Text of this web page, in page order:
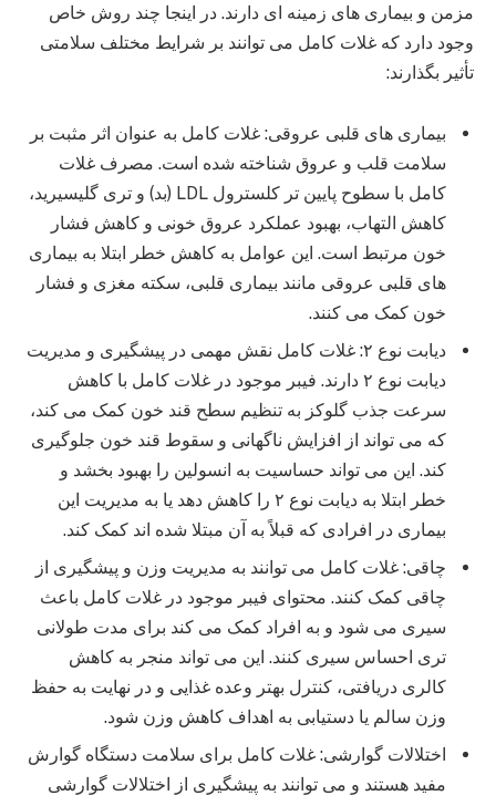
مزمن و بیماری های زمینه ای دارند. در اینجا چند روش خاص
وجود دارد که غلات کامل می توانند بر شرایط مختلف سلامتی
تأثیر بگذارند:
بیماری های قلبی عروقی: غلات کامل به عنوان اثر مثبت بر
سلامت قلب و عروق شناخته شده است. مصرف غلات
کامل با سطوح پایین تر کلسترول LDL (بد) و تری گلیسیرید،
کاهش التهاب، بهبود عملکرد عروق خونی و کاهش فشار
خون مرتبط است. این عوامل به کاهش خطر ابتلا به بیماری
های قلبی عروقی مانند بیماری قلبی، سکته مغزی و فشار
خون کمک می کنند.
دیابت نوع ۲: غلات کامل نقش مهمی در پیشگیری و مدیریت
دیابت نوع ۲ دارند. فیبر موجود در غلات کامل با کاهش
سرعت جذب گلوکز به تنظیم سطح قند خون کمک می کند،
که می تواند از افزایش ناگهانی و سقوط قند خون جلوگیری
کند. این می تواند حساسیت به انسولین را بهبود بخشد و
خطر ابتلا به دیابت نوع ۲ را کاهش دهد یا به مدیریت این
بیماری در افرادی که قبلاً به آن مبتلا شده اند کمک کند.
چاقی: غلات کامل می توانند به مدیریت وزن و پیشگیری از
چاقی کمک کنند. محتوای فیبر موجود در غلات کامل باعث
سیری می شود و به افراد کمک می کند برای مدت طولانی
تری احساس سیری کنند. این می تواند منجر به کاهش
کالری دریافتی، کنترل بهتر وعده غذایی و در نهایت به حفظ
وزن سالم یا دستیابی به اهداف کاهش وزن شود.
اختلالات گوارشی: غلات کامل برای سلامت دستگاه گوارش
مفید هستند و می توانند به پیشگیری از اختلالات گوارشی